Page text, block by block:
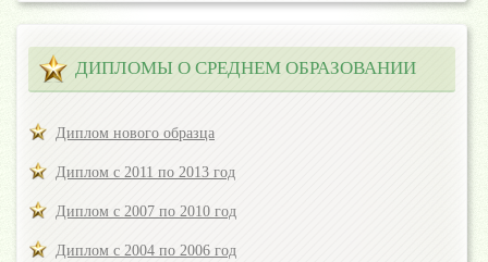
ДИПЛОМЫ О СРЕДНЕМ ОБРАЗОВАНИИ
Диплом нового образца
Диплом с 2011 по 2013 год
Диплом с 2007 по 2010 год
Диплом с 2004 по 2006 год